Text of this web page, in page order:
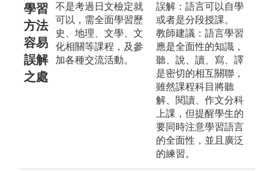
學習
方法
容易
誤解
之處
不是考過日文檢定就
可以，需全面學習歷
史、地理、文學、文
化相關等課程，及參
加各種交流活動。
誤解：語言可以自學
或者是分段授課。
教師建議：語言學習
應是全面性的知識，
聽、說、讀、寫、譯
是密切的相互關聯，
雖然課程科目將聽
解、閱讀、作文分科
上課，但提醒學生的
要同時注意學習語言
的全面性，並且廣泛
的練習。